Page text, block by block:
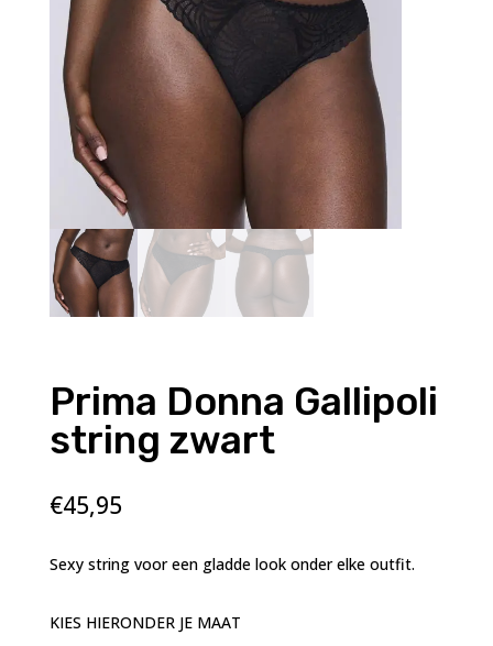
Prima Donna Gallipoli
string zwart
€45,95
Sexy string voor een gladde look onder elke outfit.
KIES HIERONDER JE MAAT